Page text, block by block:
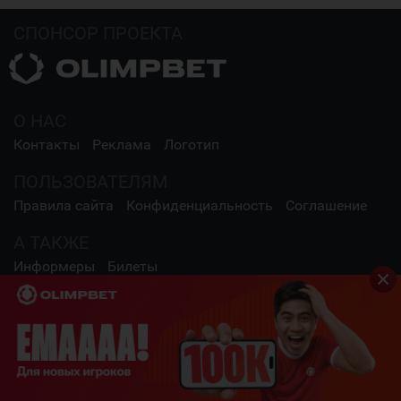
Контакты Реклама Логотип
Правила сайта Конфиденциальность Соглашение
Информеры Билеты
СОЦИАЛЬНЫЕ СЕТИ